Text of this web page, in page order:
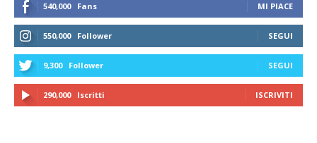
540,000 Fans MI PIACE
550,000 Follower SEGUI
9,300 Follower SEGUI
290,000 Iscritti ISCRIVITI